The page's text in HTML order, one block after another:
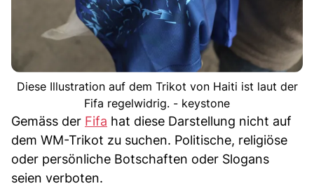
Diese Illustration auf dem Trikot von Haiti ist laut der
Fifa regelwidrig. - keystone
Gemäss der Fifa hat diese Darstellung nicht auf
dem WM-Trikot zu suchen. Politische, religiöse
oder persönliche Botschaften oder Slogans
seien verboten.